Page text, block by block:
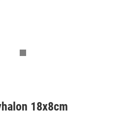
18x8cm